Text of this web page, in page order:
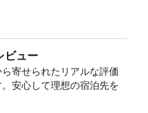
ビュー
寄せられたリアルな評価
安心して理想の宿泊先を